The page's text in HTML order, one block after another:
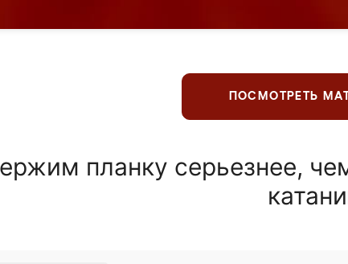
ПОСМОТРЕТЬ
планку серьезнее,